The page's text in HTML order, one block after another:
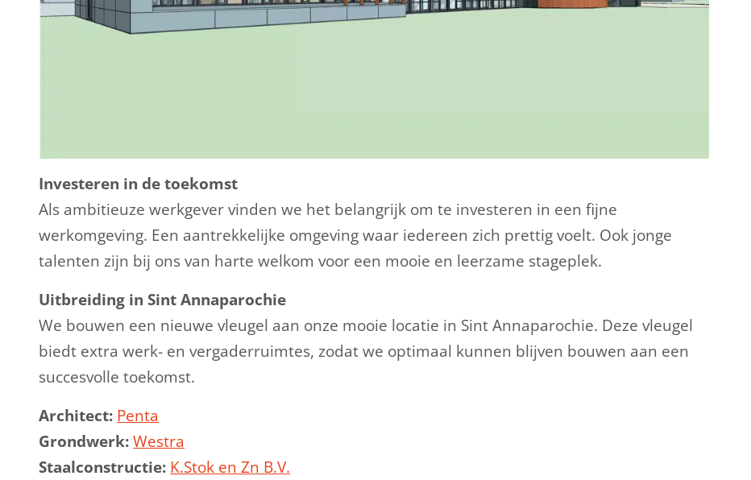
Investeren in de toekomst
Als ambitieuze werkgever vinden we het belangrijk om te investeren in een fijne
werkomgeving. Een aantrekkelijke omgeving waar iedereen zich prettig voelt. Ook jonge
talenten zijn bij ons van harte welkom voor een mooie en leerzame stageplek.
Uitbreiding in Sint Annaparochie
We bouwen een nieuwe vleugel aan onze mooie locatie in Sint Annaparochie. Deze vleugel
biedt extra werk- en vergaderruimtes, zodat we optimaal kunnen blijven bouwen aan een
succesvolle toekomst.
Architect: Penta
Grondwerk:Westra
Staalconstructie: K.Stok en Zn B.V.